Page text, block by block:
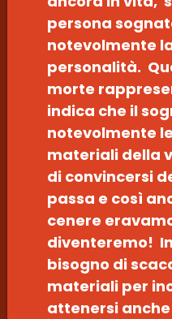
persona
notevolmente
personalità.
morte
indica che il
notevolmente
materiali della
di convincersi
passa e così
cenere
diventeremo!
bisogno di
materiali per
attenersi